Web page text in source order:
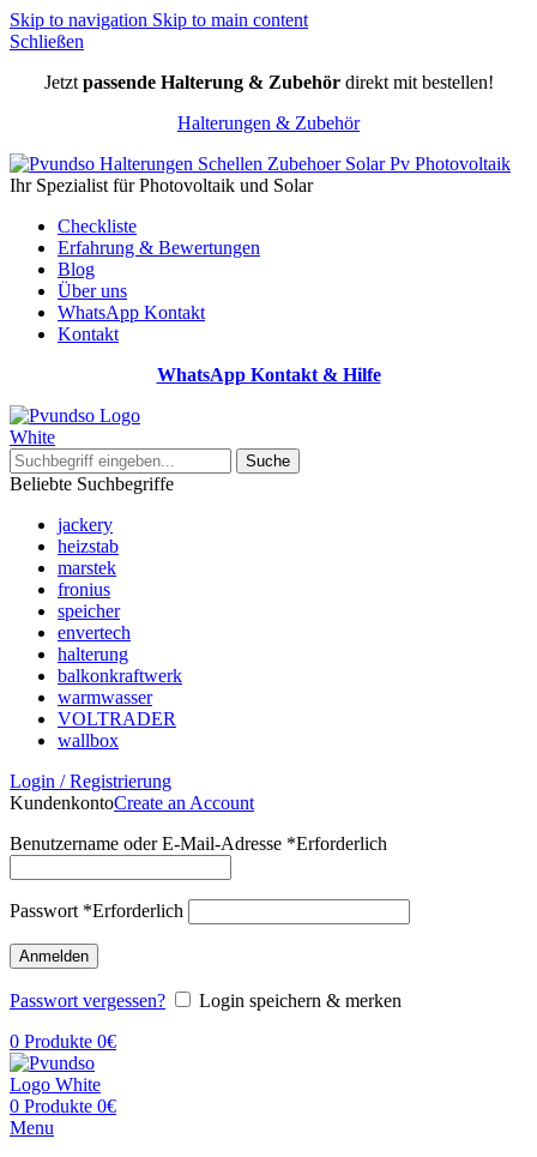
Skip to navigation Skip to main content
Schließen
Jetzt passende Halterung & Zubehördirekt mit bestellen!
Halterungen & Zubehör
Ihr Spezialist für Photovoltaik und Solar
Checkliste
Erfahrung & Bewertungen
Blog
Über uns
WhatsApp Kontakt
Kontakt
WhatsApp Kontakt & Hilfe
Suche
Beliebte Suchbegriffe
jackery
heizstab
marstek
fronius
speicher
envertech
halterung
balkonkraftwerk
warmwasser
VOLTRADER
wallbox
Login / Registrierung
KundenkontoCreate an Account
Benutzername oder E-Mail-Adresse *Erforderlich
Passwort *Erforderlich
Anmelden
Passwort vergessen?
Login speichern & merken
0 Produkte 0€
0 Produkte 0€
Menu